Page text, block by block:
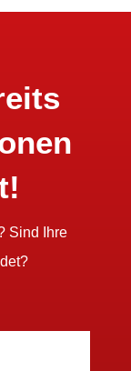
Sind Ihre